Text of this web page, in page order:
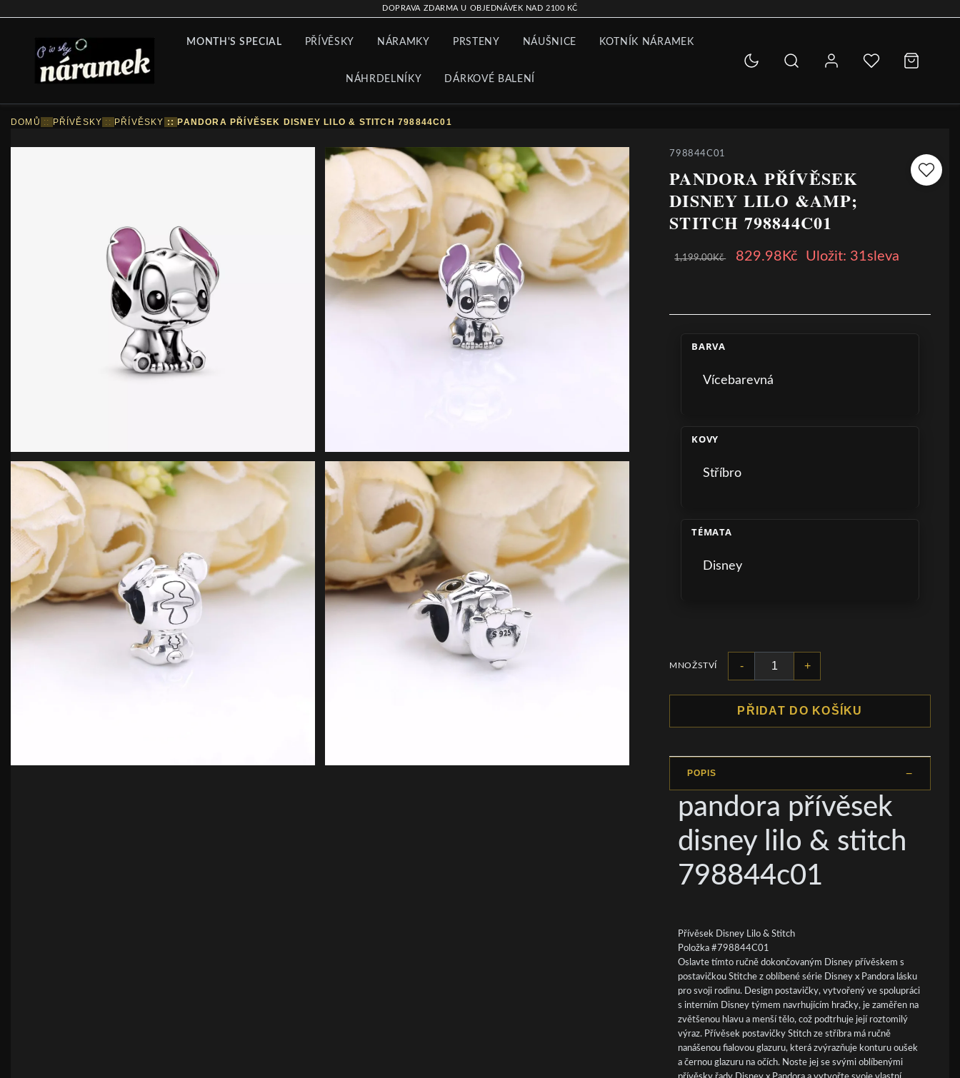
DOPRAVA ZDARMA U OBJEDNÁVEK NAD 2100 KČ
MONTH'S SPECIAL PŘÍVĚSKY NÁRAMKY PRSTENY NÁUŠNICE KOTNÍK NÁRAMEK
NÁHRDELNÍKY DÁRKOVÉ BALENÍ
DOMŮ :: PŘÍVĚSKY :: PŘÍVĚSKY :: PANDORA PŘÍVĚSEK DISNEY LILO & STITCH 798844C01
798844C01
PANDORA PŘÍVĚSEK
DISNEY LILO &AMP;
STITCH 798844C01
1,199.00Kč 829.98Kč Uložit: 31sleva
BARVA
Vícebarevná
KOVY
Stříbro
TÉMATA
Disney
MNOŽSTVÍ - +
PŘIDAT DO KOŠÍKU
POPIS
pandora přívěsek
disney lilo & stitch
798844c01
Přívěsek Disney Lilo & Stitch
Položka #798844C01
Oslavte tímto ručně dokončovaným Disney přívěskem s
postavičkou Stitche z oblíbené série Disney x Pandora lásku
pro svoji rodinu. Design postavičky, vytvořený ve spolupráci
s interním Disney týmem navrhujícím hračky, je zaměřen na
zvětšenou hlavu a menší tělo, což podtrhuje její roztomilý
výraz. Přívěsek postavičky Stitch ze stříbra má ručně
nanášenou fialovou glazuru, která zvýrazňuje konturu oušek
a černou glazuru na očích. Noste jej se svými oblíbenými